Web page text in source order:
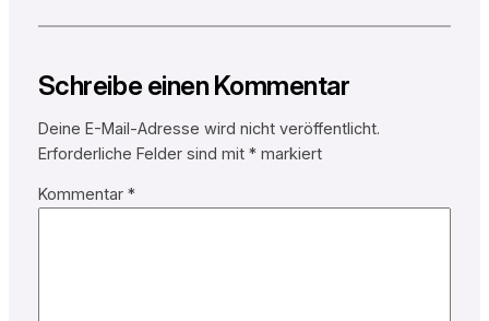
Schreibe einen Kommentar
Deine E-Mail-Adresse wird nicht veröffentlicht.
Erforderliche Felder sind mit *markiert
Kommentar *